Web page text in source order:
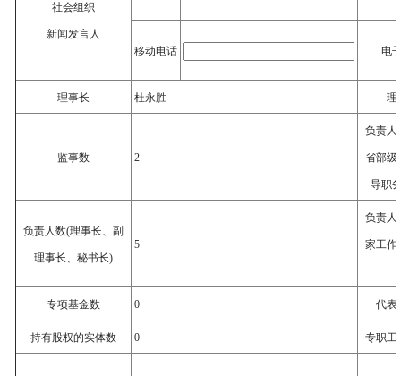
社会组织
新闻发言人
移动电话 电
理事长 杜永胜 理
监事数 2
负责人
省部级
导职
负责人数(理事长、副
理事长、秘书长)
5
负责人
家工作
专项基金数 0 代表
持有股权的实体数 0 专职工